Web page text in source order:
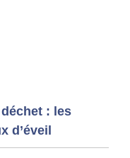
: les
d’éveil